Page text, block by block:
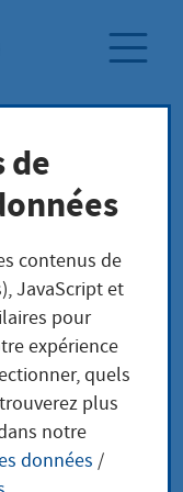
de
contenus de
JavaScript et
pour
expérience
quels
plus
notre
données /